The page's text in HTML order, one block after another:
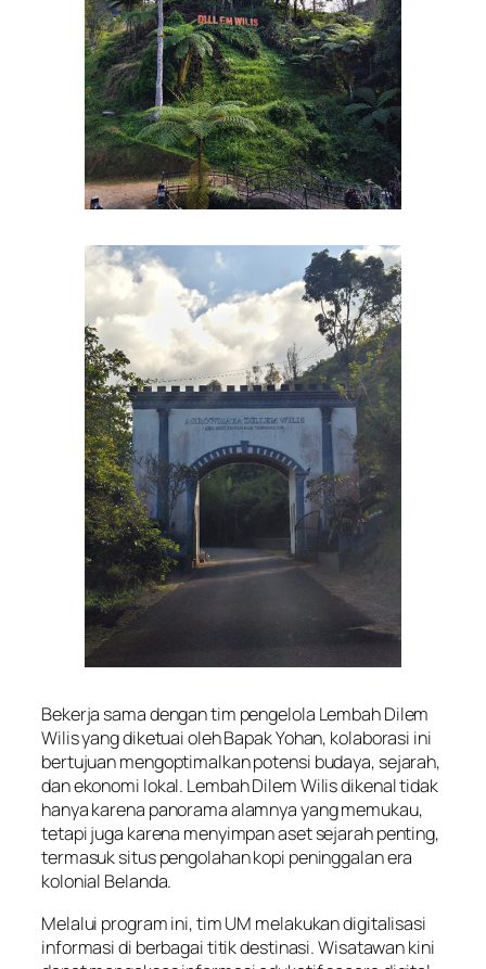
Bekerja sama dengan tim pengelola Lembah Dilem
Wilis yang diketuai oleh Bapak Yohan, kolaborasi ini
bertujuan mengoptimalkan potensi budaya, sejarah,
dan ekonomi lokal. Lembah Dilem Wilis dikenal tidak
hanya karena panorama alamnya yang memukau,
tetapi juga karena menyimpan aset sejarah penting,
termasuk situs pengolahan kopi peninggalan era
kolonial Belanda.
Melalui program ini, tim UM melakukan digitalisasi
informasi di berbagai titik destinasi. Wisatawan kini